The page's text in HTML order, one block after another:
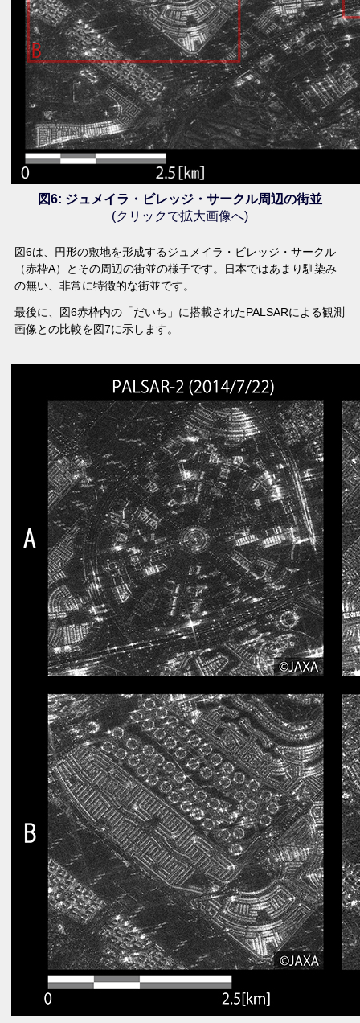
図6: ジュメイラ・ビレッジ・サークル周辺の街並
(クリックで拡大画像へ)
図6は、円形の敷地を形成するジュメイラ・ビレッジ・サークル
（赤枠A）とその周辺の街並の様子です。日本ではあまり馴染み
の無い、非常に特徴的な街並です。
最後に、図6赤枠内の「だいち」に搭載されたPALSARによる観測
画像との比較を図7に示します。